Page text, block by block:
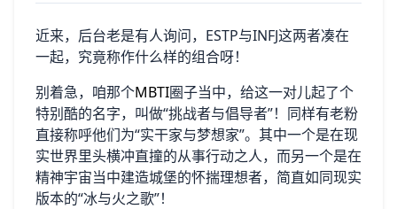
近来，后台老是有人询问，ESTP与INFJ这两者凑在
一起，究竟称作什么样的组合呀！
别着急，咱那个MBTI圈子当中，给这一对儿起了个
特别酷的名字，叫做“挑战者与倡导者”！同样有老粉
直接称呼他们为“实干家与梦想家”。其中一个是在现
实世界里头横冲直撞的从事行动之人，而另一个是在
精神宇宙当中建造城堡的怀揣理想者，简直如同现实
版本的“冰与火之歌”！